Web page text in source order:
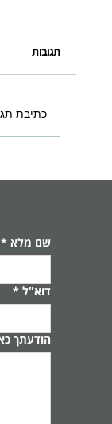
תגובות
כתיבת
שם מלא *
דוא"ל *
הודעתך